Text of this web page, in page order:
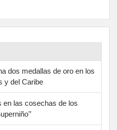
dos medallas de oro en los
y del Caribe
en las cosechas de los